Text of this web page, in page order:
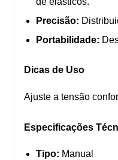
Precisão:
Portabilidade:
Dicas de Uso
Ajuste a tensão
Especificações
Tipo: Manual